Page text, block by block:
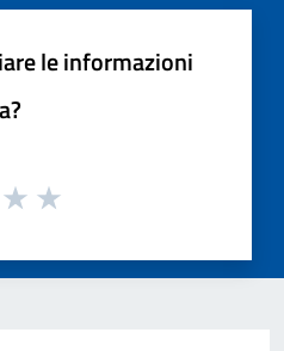
le informazioni